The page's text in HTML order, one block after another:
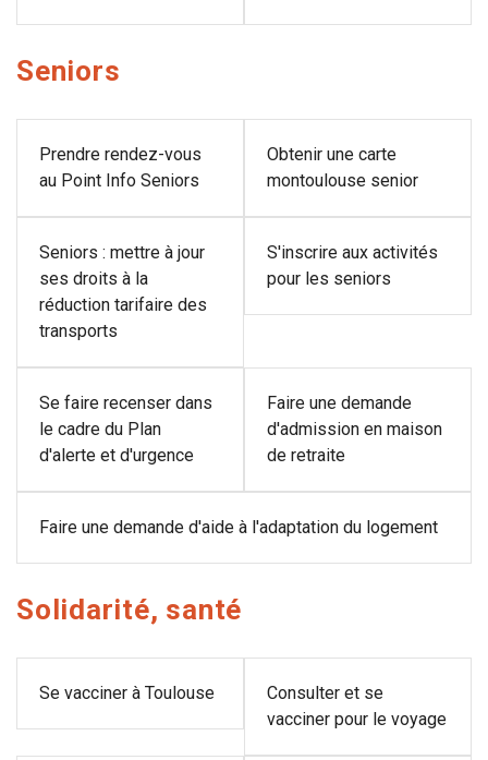
Seniors
Prendre rendez-vous
au Point Info Seniors
Obtenir une carte
montoulouse senior
Seniors : mettre à jour
ses droits à la
réduction tarifaire des
transports
S'inscrire aux activités
pour les seniors
Se faire recenser dans
le cadre du Plan
d'alerte et d'urgence
Faire une demande
d'admission en maison
de retraite
Faire une demande d'aide à l'adaptation du logement
Solidarité, santé
Se vacciner à Toulouse
Consulter et se
vacciner pour le voyage